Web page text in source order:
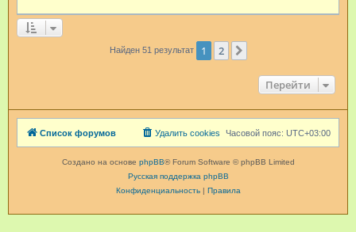
Найден 51 результат 1 2
Перейти
Список форумов Часовой пояс: UTC+03:00
Удалить cookies
Создано на основе phpBB® Forum Software © phpBB Limited
Русская поддержка phpBB
Конфиденциальность| Правила